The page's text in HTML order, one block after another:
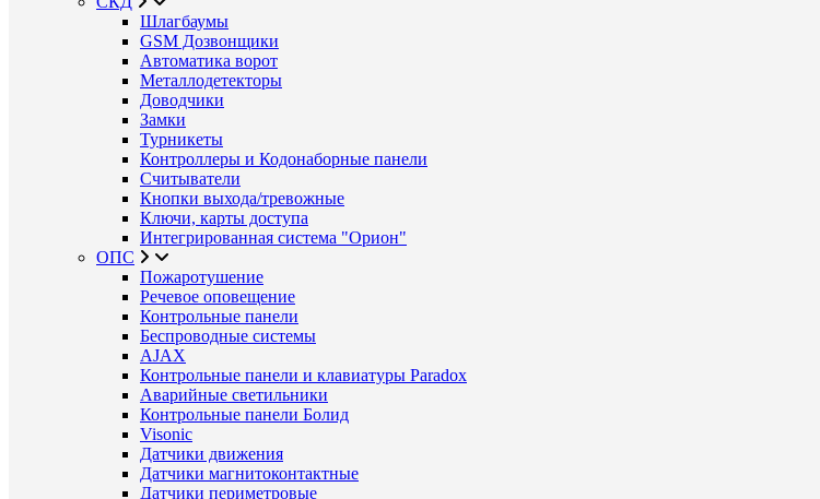
Шлагбаумы
GSM Дозвонщики
Автоматика ворот
Металлодетекторы
Доводчики
Замки
Турникеты
Контроллеры и Кодонаборные панели
Считыватели
Кнопки выхода/тревожные
Ключи, карты доступа
Интегрированная система "Орион"
ОПС
Пожаротушение
Речевое оповещение
Контрольные панели
Беспроводные системы
AJAX
Контрольные панели и клавиатуры Paradox
Аварийные светильники
Контрольные панели Болид
Visonic
Датчики движения
Датчики магнитоконтактные
Датчики периметровые